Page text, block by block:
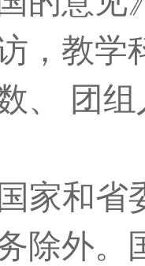
，教学
、 团
家和省
除外。